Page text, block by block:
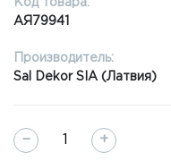
Код товара:
АЯ79941
Производитель:
Sal Dekor SIA (Латвия)
− +